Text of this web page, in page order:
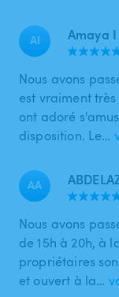
AI Amaya I
Nous avons
est vraiment
ont adoré
disposition. Le…
AA
Nous avons
de 15h à 20h, à
propriétaires
et ouvert à la…